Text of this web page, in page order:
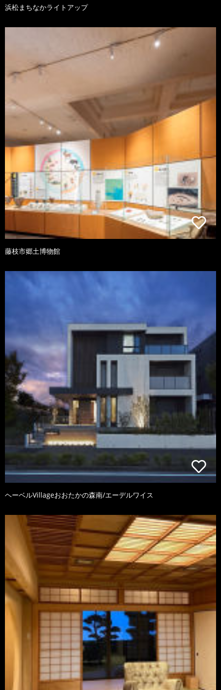
浜松まちなかライトアップ
藤枝市郷土博物館
ヘーベルVillageおおたかの森南/エーデルワイス